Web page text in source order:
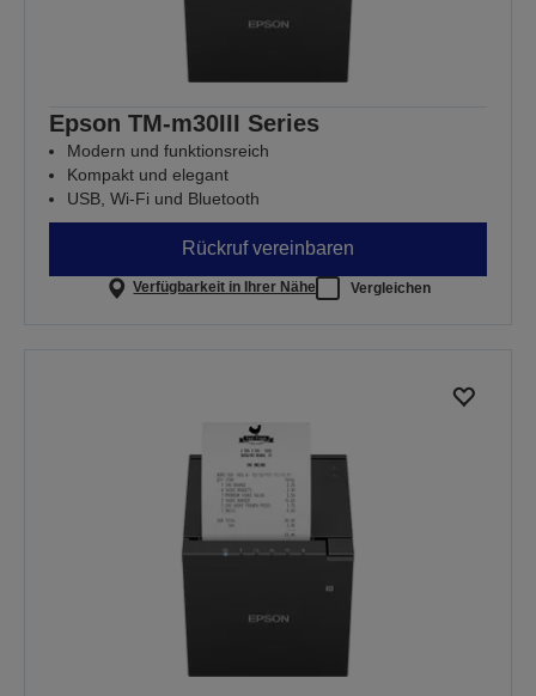
Epson TM-m30III Series
Modern und funktionsreich
Kompakt und elegant
USB, Wi-Fi und Bluetooth
Rückruf vereinbaren
Verfügbarkeit in Ihrer Nähe Vergleichen